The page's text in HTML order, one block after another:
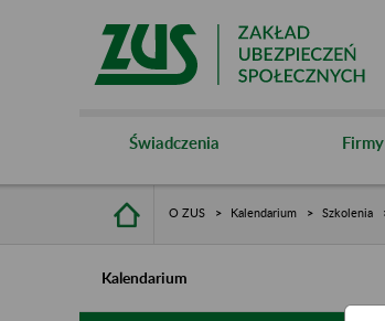
Świadczenia Firmy
O ZUS Kalendarium Szkolenia
Kalendarium